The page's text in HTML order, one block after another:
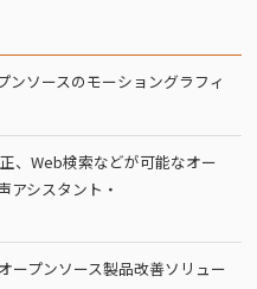
ンソースのモーショングラフィ
、Web検索などが可能なオー
アシスタント・
ープンソース製品改善ソリュー